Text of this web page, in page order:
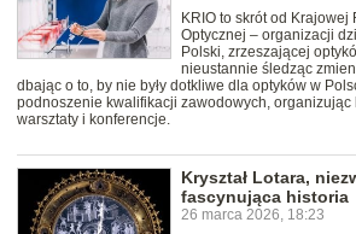
KRIO to skrót od
Optycznej – organizacji
Polski, zrzeszającej
nieustannie śledząc
dbając o to, by nie były dotkliwe dla optyków w
podnoszenie kwalifikacji zawodowych, organizując
warsztaty i konferencje.
Kryształ Lotara,
fascynująca historia
26 marca 2026, 18:23